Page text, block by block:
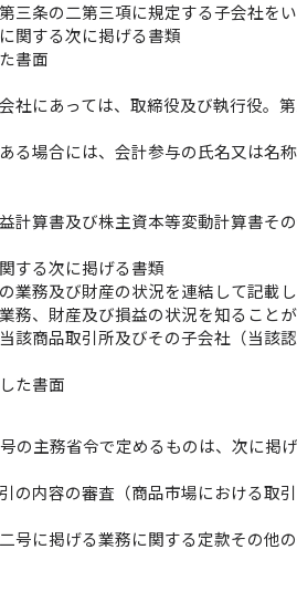
三条の二第三項に規定する子会社を
関する次に掲げる書類
書面
社にあっては、取締役及び執行役。
る場合には、会計参与の氏名又は名
計算書及び株主資本等変動計算書そ
する次に掲げる書類
業務及び財産の状況を連結して記載
務、財産及び損益の状況を知ること
該商品取引所及びその子会社（当該
た書面
の主務省令で定めるものは、次に掲げ
の内容の審査（商品市場における取
号に掲げる業務に関する定款その他